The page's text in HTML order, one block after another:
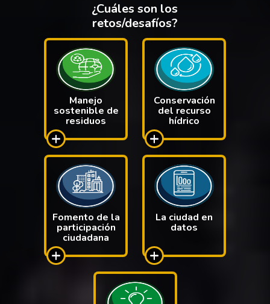
¿Cuáles son los
retos/desafíos?
Manejo
sostenible de
residuos
+
Conservación
del recurso
hídrico
+
Fomento de la
participación
ciudadana
+
La ciudad en
datos
+